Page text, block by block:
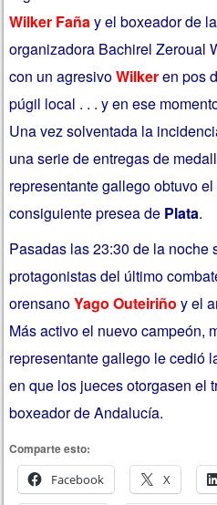
Wilker Fañay el boxeador de
organizadora Bachirel Zeroual
con un agresivoWilkeren pos
púgil local . . . y en ese
Una vez solventada la
una serie de entregas de
representante gallego obtuvo
consiguiente presea de Plata.
Pasadas las 23:30 de la
protagonistas del último
orensanoYago Outeiriño y el
Más activo el nuevo campeón,
representante gallego le cedió
en que los jueces otorgasen el
boxeador de Andalucía.
Comparte esto:
Facebook
X